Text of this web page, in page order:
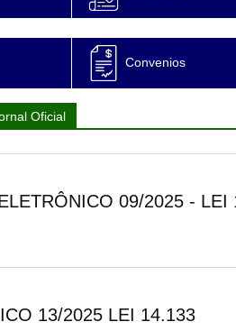
Convenios
Oficial
09/2025 - LEI
13/2025 LEI 14.133